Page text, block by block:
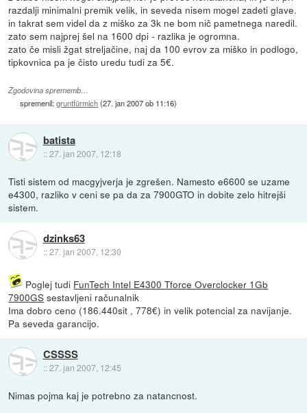
razdalji minimalni premik velik, in seveda nisem mogel zadeti glave.
in takrat sem videl da z miško za 3k ne bom nič pametnega naredil.
zato sem najprej šel na 1600 dpi - razlika je ogromna.
zato če misli žgat streljačine, naj da 100 evrov za miško in podlogo,
tipkovnica pa je čisto uredu tudi za 5€.
Zgodovina sprememb…
spremenil:gruntfürmich(27. jan 2007 ob 11:16)
batista
::27. jan 2007, 12:18
Tisti sistem od macgyjverja je zgrešen. Namesto e6600 se uzame
e4300, razliko v ceni se pa da za 7900GTO in dobite zelo hitrejši
sistem.
dzinks63
::27. jan 2007, 12:30
Poglej tudi FunTech Intel E4300 Tforce Overclocker 1Gb
7900GS sestavljeni računalnik
Ima dobro ceno (186.440sit , 778€) in velik potencial za navijanje.
Pa seveda garancijo.
CSSSS
::27. jan 2007, 12:45
Nimas pojma kaj je potrebno za natancnost.